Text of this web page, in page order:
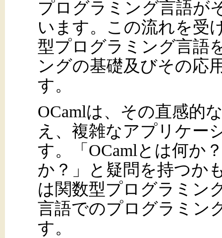
プログラミング言語が
います。この流れを受
型プログラミング言語
ングの基礎及びその応
す。
OCamlは、その直感的
え、複雑なアプリケー
す。「OCamlとは何か
か？」と疑問を持つか
は関数型プログラミン
言語でのプログラミン
す。